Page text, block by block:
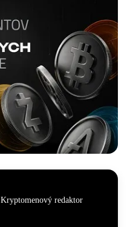
Kryptomenový redaktor